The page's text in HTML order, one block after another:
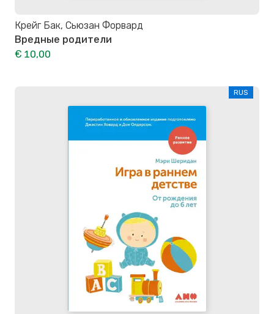
Крейг Бак, Сьюзан Форвард
Вредные родители
€ 10,00
RUS